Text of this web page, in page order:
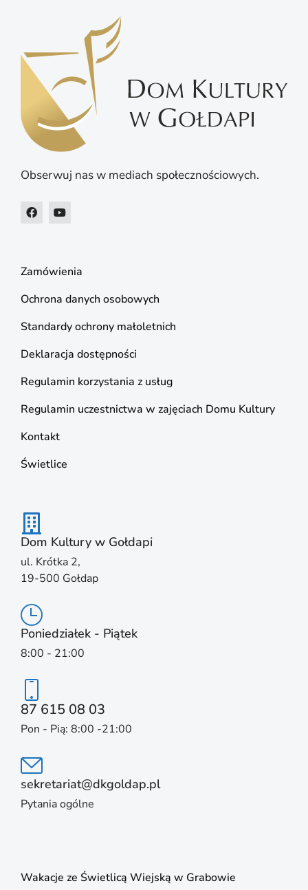
Obserwuj nas w mediach społecznościowych.
Zamówienia
Ochrona danych osobowych
Standardy ochrony małoletnich
Deklaracja dostępności
Regulamin korzystania z usług
Regulamin uczestnictwa w zajęciach Domu Kultury
Kontakt
Świetlice
Dom Kultury w Gołdapi
ul. Krótka 2,
19-500 Gołdap
Poniedziałek - Piątek
8:00 - 21:00
87 615 08 03
Pon - Pią: 8:00 -21:00
sekretariat@dkgoldap.pl
Pytania ogólne
Wakacje ze Świetlicą Wiejską w Grabowie